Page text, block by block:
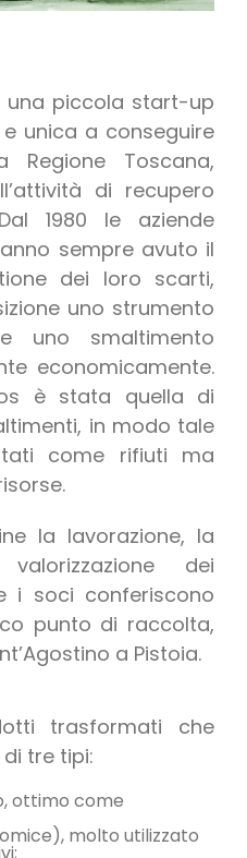
una piccola start-up
unica a conseguire
Regione Toscana,
di recupero
1980 le aziende
sempre avuto il
dei loro scarti,
uno strumento
uno smaltimento
economicamente.
è stata quella di
in modo tale
come rifiuti ma
la lavorazione, la
dei
i soci conferiscono
punto di raccolta,
a Pistoia.
trasformati che
tre tipi:
ottimo come
molto utilizzato